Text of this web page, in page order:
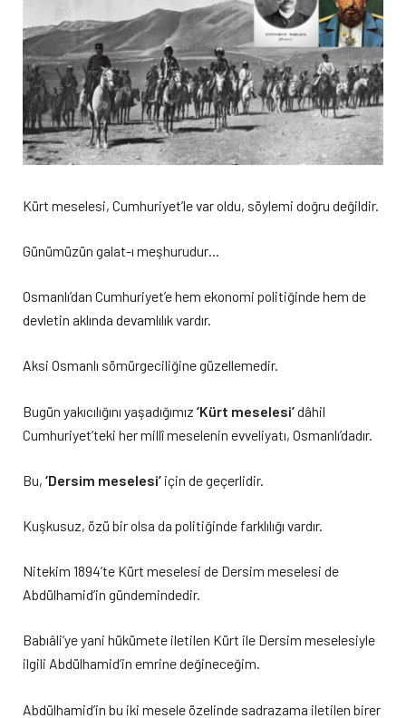
Kürt meselesi, Cumhuriyet’le var oldu, söylemi doğru değildir.
Günümüzün galat-ı meşhurudur…
Osmanlı’dan Cumhuriyet’e hem ekonomi politiğinde hem de
devletin aklında devamlılık vardır.
Aksi Osmanlı sömürgeciliğine güzellemedir.
Bugün yakıcılığını yaşadığımız ‘Kürt meselesi’dâhil
Cumhuriyet’teki her millî meselenin evveliyatı, Osmanlı’dadır.
Bu, ‘Dersim meselesi’ için de geçerlidir.
Kuşkusuz, özü bir olsa da politiğinde farklılığı vardır.
Nitekim 1894’te Kürt meselesi de Dersim meselesi de
Abdülhamid’in gündemindedir.
Babıâli’ye yani hükümete iletilen Kürt ile Dersim meselesiyle
ilgili Abdülhamid’in emrine değineceğim.
Abdülhamid’in bu iki mesele özelinde sadrazama iletilen birer